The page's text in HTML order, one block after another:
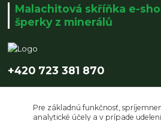
Malachitová skříňka e-
šperky z minerálů
+420 723 381 870
Pre základnú funkčnosť,
analytické účely a v prípade